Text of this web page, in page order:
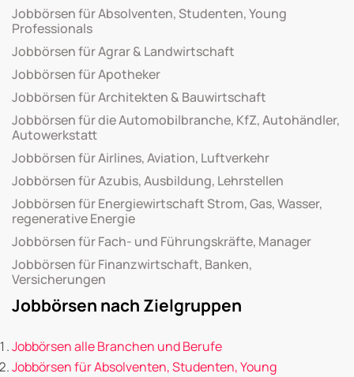
Jobbörsen für Absolventen, Studenten, Young
Professionals
Jobbörsen für Agrar & Landwirtschaft
Jobbörsen für Apotheker
Jobbörsen für Architekten & Bauwirtschaft
Jobbörsen für die Automobilbranche, KfZ, Autohändler,
Autowerkstatt
Jobbörsen für Airlines, Aviation, Luftverkehr
Jobbörsen für Azubis, Ausbildung, Lehrstellen
Jobbörsen für Energiewirtschaft Strom, Gas, Wasser,
regenerative Energie
Jobbörsen für Fach- und Führungskräfte, Manager
Jobbörsen für Finanzwirtschaft, Banken,
Versicherungen
Jobbörsen nach Zielgruppen
Jobbörsen alle Branchen und Berufe
Jobbörsen für Absolventen, Studenten, Young